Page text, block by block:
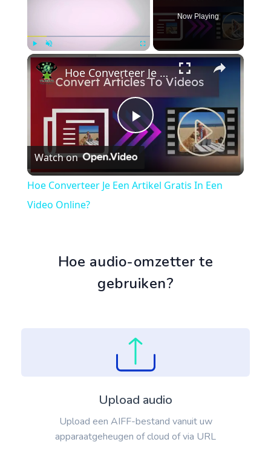
Play Unmute Fullscreen
Now Playing
×
Play
Video
Hoe Converteer Je Een Artikel Gratis In Een Video Online?
Watch on
Hoe Converteer Je Een Artikel Gratis In Een
Video Online?
Hoe audio-omzetter te
gebruiken?
Upload audio
Upload een AIFF-bestand vanuit uw
apparaatgeheugen of cloud of via URL